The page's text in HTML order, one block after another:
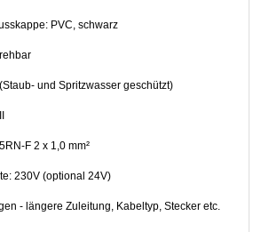
PVC, schwarz
und Spritzwasser geschützt)
F 2 x 1,0 mm²
230V (optional 24V)
- längere Zuleitung, Kabeltyp, Stecker etc.